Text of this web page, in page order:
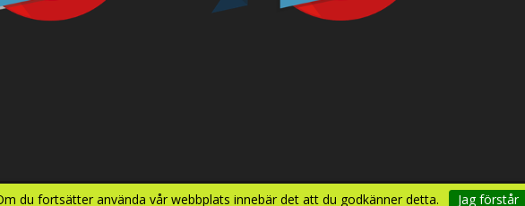
du fortsätter använda vår webbplats innebär det att du godkänner detta. Jag förstår